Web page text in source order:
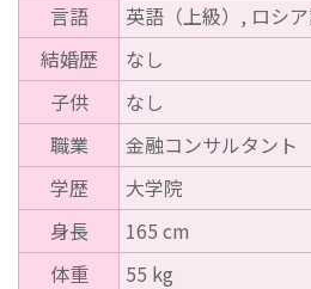
言語
英語（上級）, ロシ
結婚歴
なし
子供
なし
職業
金融コンサルタント
学歴
大学院
身長
165 cm
体重
55 kg